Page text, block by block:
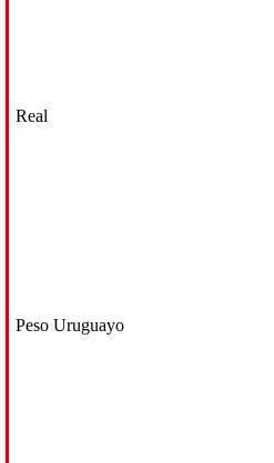
Real
Peso Uruguayo